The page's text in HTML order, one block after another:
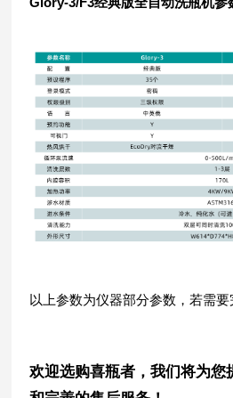
以上参数为仪器部分参数，若需
欢迎选购喜瓶者，我们将为您